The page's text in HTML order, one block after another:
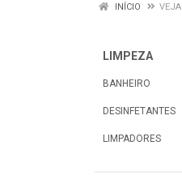
INÍCIO VEJA
LIMPEZA
BANHEIRO
DESINFETANTES
LIMPADORES